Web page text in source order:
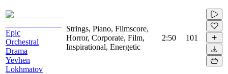
Epic
Orchestral
Drama
Yevhen
Lokhmatov
Strings, Piano, Filmscore,
Horror, Corporate, Film,
Inspirational, Energetic
2:50 101